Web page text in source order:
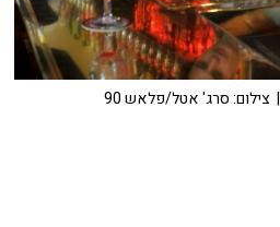
| צילום: סרג' אטל/פלאש 90